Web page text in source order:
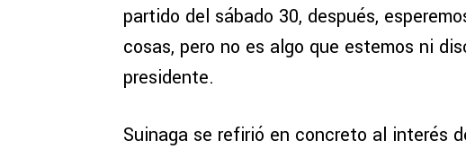
partido del sábado 30, después,
cosas, pero no es algo que estemos ni
presidente.
Suinaga se refirió en concreto al interés